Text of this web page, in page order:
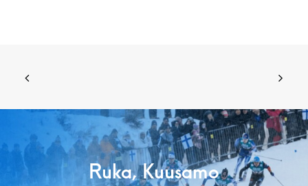
Ruka, Kuusamo